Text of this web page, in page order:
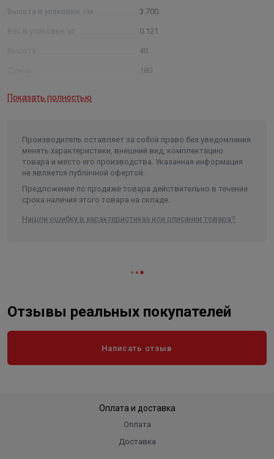
Высота в упаковке, см. 3.700
Вес в упаковке, кг 0.121
40
180
Показать полностью
Производитель оставляет за собой право без уведомления
менять характеристики, внешний вид, комплектацию
товара и место его производства. Указанная информация
не является публичной офертой.
Предложение по продаже товара действительно в течение
срока наличия этого товара на складе.
Нашли ошибку в характеристиках или описании товара?
Отзывы реальных покупателей
Написать отзыв
Оплата и доставка
Оплата
Доставка